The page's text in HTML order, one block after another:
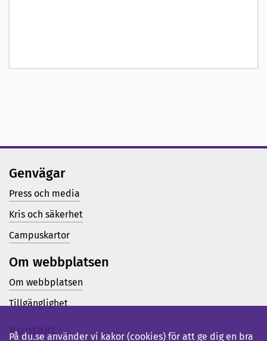
Genvägar
Press och media
Kris och säkerhet
Campuskartor
Om webbplatsen
Om webbplatsen
Tillgänglighet
Kontakt
På du.se använder vi kakor (cookies) för att ge dig en bra